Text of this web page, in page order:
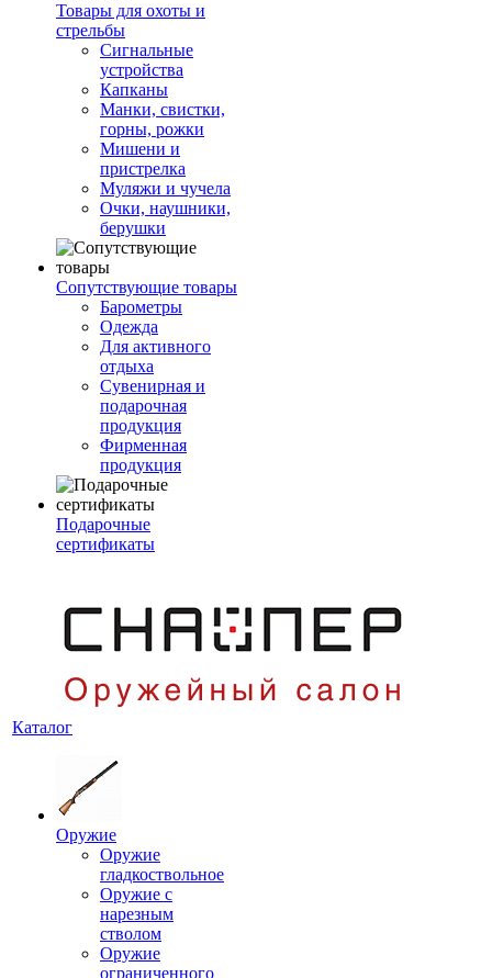
Товары для охоты и
стрельбы
Сигнальные
устройства
Капканы
Манки, свистки,
горны, рожки
Мишени и
пристрелка
Муляжи и чучела
Очки, наушники,
берушки
Сопутствующие товары
Барометры
Одежда
Для активного
отдыха
Сувенирная и
подарочная
продукция
Фирменная
продукция
Подарочные
сертификаты
Каталог
Оружие
Оружие
гладкоствольное
Оружие с
нарезным
стволом
Оружие
ограниченного